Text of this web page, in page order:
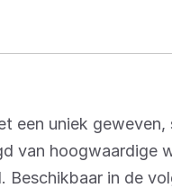
een uniek
van hoogwaardige
Beschikbaar in de